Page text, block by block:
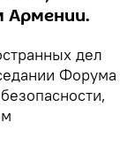
Армении.
дел
Форума